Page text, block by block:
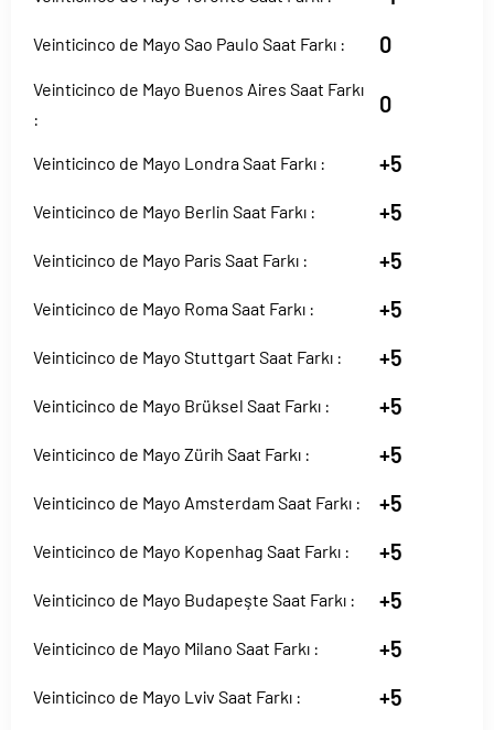
Veinticinco de Mayo Sao Paulo Saat Farkı : 0
Veinticinco de Mayo Buenos Aires Saat Farkı
:
0
Veinticinco de Mayo Londra Saat Farkı : +5
Veinticinco de Mayo Berlin Saat Farkı : +5
Veinticinco de Mayo Paris Saat Farkı : +5
Veinticinco de Mayo Roma Saat Farkı : +5
Veinticinco de Mayo Stuttgart Saat Farkı : +5
Veinticinco de Mayo Brüksel Saat Farkı : +5
Veinticinco de Mayo Zürih Saat Farkı : +5
Veinticinco de Mayo Amsterdam Saat Farkı : +5
Veinticinco de Mayo Kopenhag Saat Farkı : +5
Veinticinco de Mayo Budapeşte Saat Farkı : +5
Veinticinco de Mayo Milano Saat Farkı : +5
Veinticinco de Mayo Lviv Saat Farkı : +5